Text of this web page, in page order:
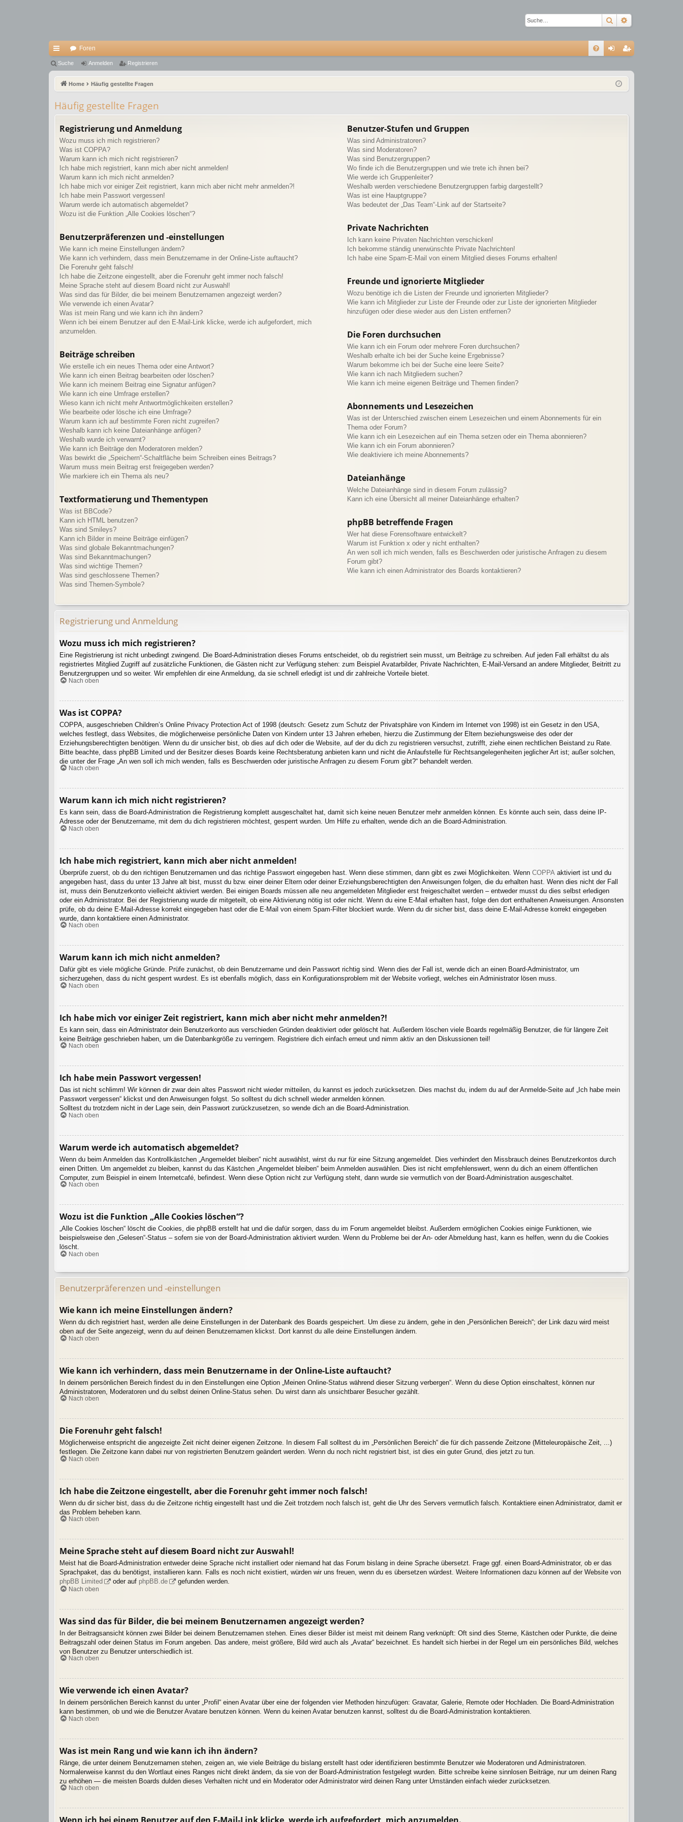
Suche
ch
ne
ug
Foren
Q m ist
Suche Anmelden Registrieren
Home Häufig gestellte Fragen
Häufig gestellte Fragen
Registrierung und Anmeldung
Wozu muss ich mich registrieren?
Was ist COPPA?
Warum kann ich mich nicht registrieren?
Ich habe mich registriert, kann mich aber nicht anmelden!
Warum kann ich mich nicht anmelden?
Ich habe mich vor einiger Zeit registriert, kann mich aber nicht mehr anmelden?!
Ich habe mein Passwort vergessen!
Warum werde ich automatisch abgemeldet?
Wozu ist die Funktion „Alle Cookies löschen“?
Benutzerpräferenzen und -einstellungen
Wie kann ich meine Einstellungen ändern?
Wie kann ich verhindern, dass mein Benutzername in der Online-Liste auftaucht?
Die Forenuhr geht falsch!
Ich habe die Zeitzone eingestellt, aber die Forenuhr geht immer noch falsch!
Meine Sprache steht auf diesem Board nicht zur Auswahl!
Was sind das für Bilder, die bei meinem Benutzernamen angezeigt werden?
Wie verwende ich einen Avatar?
Was ist mein Rang und wie kann ich ihn ändern?
Wenn ich bei einem Benutzer auf den E-Mail-Link klicke, werde ich aufgefordert, mich
anzumelden.
Beiträge schreiben
Wie erstelle ich ein neues Thema oder eine Antwort?
Wie kann ich einen Beitrag bearbeiten oder löschen?
Wie kann ich meinem Beitrag eine Signatur anfügen?
Wie kann ich eine Umfrage erstellen?
Wieso kann ich nicht mehr Antwortmöglichkeiten erstellen?
Wie bearbeite oder lösche ich eine Umfrage?
Warum kann ich auf bestimmte Foren nicht zugreifen?
Weshalb kann ich keine Dateianhänge anfügen?
Weshalb wurde ich verwarnt?
Wie kann ich Beiträge den Moderatoren melden?
Was bewirkt die „Speichern“-Schaltfläche beim Schreiben eines Beitrags?
Warum muss mein Beitrag erst freigegeben werden?
Wie markiere ich ein Thema als neu?
Textformatierung und Thementypen
Was ist BBCode?
Kann ich HTML benutzen?
Was sind Smileys?
Kann ich Bilder in meine Beiträge einfügen?
Was sind globale Bekanntmachungen?
Was sind Bekanntmachungen?
Was sind wichtige Themen?
Was sind geschlossene Themen?
Was sind Themen-Symbole?
Benutzer-Stufen und Gruppen
Was sind Administratoren?
Was sind Moderatoren?
Was sind Benutzergruppen?
Wo finde ich die Benutzergruppen und wie trete ich ihnen bei?
Wie werde ich Gruppenleiter?
Weshalb werden verschiedene Benutzergruppen farbig dargestellt?
Was ist eine Hauptgruppe?
Was bedeutet der „Das Team“-Link auf der Startseite?
Private Nachrichten
Ich kann keine Privaten Nachrichten verschicken!
Ich bekomme ständig unerwünschte Private Nachrichten!
Ich habe eine Spam-E-Mail von einem Mitglied dieses Forums erhalten!
Freunde und ignorierte Mitglieder
Wozu benötige ich die Listen der Freunde und ignorierten Mitglieder?
Wie kann ich Mitglieder zur Liste der Freunde oder zur Liste der ignorierten Mitglieder
hinzufügen oder diese wieder aus den Listen entfernen?
Die Foren durchsuchen
Wie kann ich ein Forum oder mehrere Foren durchsuchen?
Weshalb erhalte ich bei der Suche keine Ergebnisse?
Warum bekomme ich bei der Suche eine leere Seite?
Wie kann ich nach Mitgliedern suchen?
Wie kann ich meine eigenen Beiträge und Themen finden?
Abonnements und Lesezeichen
Was ist der Unterschied zwischen einem Lesezeichen und einem Abonnements für ein
Thema oder Forum?
Wie kann ich ein Lesezeichen auf ein Thema setzen oder ein Thema abonnieren?
Wie kann ich ein Forum abonnieren?
Wie deaktiviere ich meine Abonnements?
Dateianhänge
Welche Dateianhänge sind in diesem Forum zulässig?
Kann ich eine Übersicht all meiner Dateianhänge erhalten?
phpBB betreffende Fragen
Wer hat diese Forensoftware entwickelt?
Warum ist Funktion x oder y nicht enthalten?
An wen soll ich mich wenden, falls es Beschwerden oder juristische Anfragen zu diesem
Forum gibt?
Wie kann ich einen Administrator des Boards kontaktieren?
Registrierung und Anmeldung
Wozu muss ich mich registrieren?
Eine Registrierung ist nicht unbedingt zwingend. Die Board-Administration dieses Forums entscheidet, ob du registriert sein musst, um Beiträge zu schreiben. Auf jeden Fall erhältst du als
registriertes Mitglied Zugriff auf zusätzliche Funktionen, die Gästen nicht zur Verfügung stehen: zum Beispiel Avatarbilder, Private Nachrichten, E-Mail-Versand an andere Mitglieder, Beitritt zu
Benutzergruppen und so weiter. Wir empfehlen dir eine Anmeldung, da sie schnell erledigt ist und dir zahlreiche Vorteile bietet.
Nach oben
Was ist COPPA?
COPPA, ausgeschrieben Children’s Online Privacy Protection Act of 1998 (deutsch: Gesetz zum Schutz der Privatsphäre von Kindern im Internet von 1998) ist ein Gesetz in den USA,
welches festlegt, dass Websites, die möglicherweise persönliche Daten von Kindern unter 13 Jahren erheben, hierzu die Zustimmung der Eltern beziehungsweise des oder der
Erziehungsberechtigten benötigen. Wenn du dir unsicher bist, ob dies auf dich oder die Website, auf der du dich zu registrieren versuchst, zutrifft, ziehe einen rechtlichen Beistand zu Rate.
Bitte beachte, dass phpBB Limited und der Besitzer dieses Boards keine Rechtsberatung anbieten kann und nicht die Anlaufstelle für Rechtsangelegenheiten jeglicher Art ist; außer solchen,
die unter der Frage „An wen soll ich mich wenden, falls es Beschwerden oder juristische Anfragen zu diesem Forum gibt?“ behandelt werden.
Nach oben
Warum kann ich mich nicht registrieren?
Es kann sein, dass die Board-Administration die Registrierung komplett ausgeschaltet hat, damit sich keine neuen Benutzer mehr anmelden können. Es könnte auch sein, dass deine IP-
Adresse oder der Benutzername, mit dem du dich registrieren möchtest, gesperrt wurden. Um Hilfe zu erhalten, wende dich an die Board-Administration.
Nach oben
Ich habe mich registriert, kann mich aber nicht anmelden!
Überprüfe zuerst, ob du den richtigen Benutzernamen und das richtige Passwort eingegeben hast. Wenn diese stimmen, dann gibt es zwei Möglichkeiten. Wenn COPPA aktiviert ist und du
angegeben hast, dass du unter 13 Jahre alt bist, musst du bzw. einer deiner Eltern oder deiner Erziehungsberechtigten den Anweisungen folgen, die du erhalten hast. Wenn dies nicht der Fall
ist, muss dein Benutzerkonto vielleicht aktiviert werden. Bei einigen Boards müssen alle neu angemeldeten Mitglieder erst freigeschaltet werden – entweder musst du dies selbst erledigen
oder ein Administrator. Bei der Registrierung wurde dir mitgeteilt, ob eine Aktivierung nötig ist oder nicht. Wenn du eine E-Mail erhalten hast, folge den dort enthaltenen Anweisungen. Ansonsten
prüfe, ob du deine E-Mail-Adresse korrekt eingegeben hast oder die E-Mail von einem Spam-Filter blockiert wurde. Wenn du dir sicher bist, dass deine E-Mail-Adresse korrekt eingegeben
wurde, dann kontaktiere einen Administrator.
Nach oben
Warum kann ich mich nicht anmelden?
Dafür gibt es viele mögliche Gründe. Prüfe zunächst, ob dein Benutzername und dein Passwort richtig sind. Wenn dies der Fall ist, wende dich an einen Board-Administrator, um
sicherzugehen, dass du nicht gesperrt wurdest. Es ist ebenfalls möglich, dass ein Konfigurationsproblem mit der Website vorliegt, welches ein Administrator lösen muss.
Nach oben
Ich habe mich vor einiger Zeit registriert, kann mich aber nicht mehr anmelden?!
Es kann sein, dass ein Administrator dein Benutzerkonto aus verschieden Gründen deaktiviert oder gelöscht hat. Außerdem löschen viele Boards regelmäßig Benutzer, die für längere Zeit
keine Beiträge geschrieben haben, um die Datenbankgröße zu verringern. Registriere dich einfach erneut und nimm aktiv an den Diskussionen teil!
Nach oben
Ich habe mein Passwort vergessen!
Das ist nicht schlimm! Wir können dir zwar dein altes Passwort nicht wieder mitteilen, du kannst es jedoch zurücksetzen. Dies machst du, indem du auf der Anmelde-Seite auf „Ich habe mein
Passwort vergessen“ klickst und den Anweisungen folgst. So solltest du dich schnell wieder anmelden können.
Solltest du trotzdem nicht in der Lage sein, dein Passwort zurückzusetzen, so wende dich an die Board-Administration.
Nach oben
Warum werde ich automatisch abgemeldet?
Wenn du beim Anmelden das Kontrollkästchen „Angemeldet bleiben“ nicht auswählst, wirst du nur für eine Sitzung angemeldet. Dies verhindert den Missbrauch deines Benutzerkontos durch
einen Dritten. Um angemeldet zu bleiben, kannst du das Kästchen „Angemeldet bleiben“ beim Anmelden auswählen. Dies ist nicht empfehlenswert, wenn du dich an einem öffentlichen
Computer, zum Beispiel in einem Internetcafé, befindest. Wenn diese Option nicht zur Verfügung steht, dann wurde sie vermutlich von der Board-Administration ausgeschaltet.
Nach oben
Wozu ist die Funktion „Alle Cookies löschen“?
„Alle Cookies löschen“ löscht die Cookies, die phpBB erstellt hat und die dafür sorgen, dass du im Forum angemeldet bleibst. Außerdem ermöglichen Cookies einige Funktionen, wie
beispielsweise den „Gelesen“-Status – sofern sie von der Board-Administration aktiviert wurden. Wenn du Probleme bei der An- oder Abmeldung hast, kann es helfen, wenn du die Cookies
löscht.
Nach oben
Benutzerpräferenzen und -einstellungen
Wie kann ich meine Einstellungen ändern?
Wenn du dich registriert hast, werden alle deine Einstellungen in der Datenbank des Boards gespeichert. Um diese zu ändern, gehe in den „Persönlichen Bereich“; der Link dazu wird meist
oben auf der Seite angezeigt, wenn du auf deinen Benutzernamen klickst. Dort kannst du alle deine Einstellungen ändern.
Nach oben
Wie kann ich verhindern, dass mein Benutzername in der Online-Liste auftaucht?
In deinem persönlichen Bereich findest du in den Einstellungen eine Option „Meinen Online-Status während dieser Sitzung verbergen“. Wenn du diese Option einschaltest, können nur
Administratoren, Moderatoren und du selbst deinen Online-Status sehen. Du wirst dann als unsichtbarer Besucher gezählt.
Nach oben
Die Forenuhr geht falsch!
Möglicherweise entspricht die angezeigte Zeit nicht deiner eigenen Zeitzone. In diesem Fall solltest du im „Persönlichen Bereich“ die für dich passende Zeitzone (Mitteleuropäische Zeit, ...)
festlegen. Die Zeitzone kann dabei nur von registrierten Benutzern geändert werden. Wenn du noch nicht registriert bist, ist dies ein guter Grund, dies jetzt zu tun.
Nach oben
Ich habe die Zeitzone eingestellt, aber die Forenuhr geht immer noch falsch!
Wenn du dir sicher bist, dass du die Zeitzone richtig eingestellt hast und die Zeit trotzdem noch falsch ist, geht die Uhr des Servers vermutlich falsch. Kontaktiere einen Administrator, damit er
das Problem beheben kann.
Nach oben
Meine Sprache steht auf diesem Board nicht zur Auswahl!
Meist hat die Board-Administration entweder deine Sprache nicht installiert oder niemand hat das Forum bislang in deine Sprache übersetzt. Frage ggf. einen Board-Administrator, ob er das
Sprachpaket, das du benötigst, installieren kann. Falls es noch nicht existiert, würden wir uns freuen, wenn du es übersetzen würdest. Weitere Informationen dazu können auf der Website von
phpBB Limited
oder auf phpBB.de gefunden werden.
Nach oben
Was sind das für Bilder, die bei meinem Benutzernamen angezeigt werden?
In der Beitragsansicht können zwei Bilder bei deinem Benutzernamen stehen. Eines dieser Bilder ist meist mit deinem Rang verknüpft: Oft sind dies Sterne, Kästchen oder Punkte, die deine
Beitragszahl oder deinen Status im Forum angeben. Das andere, meist größere, Bild wird auch als „Avatar“ bezeichnet. Es handelt sich hierbei in der Regel um ein persönliches Bild, welches
von Benutzer zu Benutzer unterschiedlich ist.
Nach oben
Wie verwende ich einen Avatar?
In deinem persönlichen Bereich kannst du unter „Profil“ einen Avatar über eine der folgenden vier Methoden hinzufügen: Gravatar, Galerie, Remote oder Hochladen. Die Board-Administration
kann bestimmen, ob und wie die Benutzer Avatare benutzen können. Wenn du keinen Avatar benutzen kannst, solltest du die Board-Administration kontaktieren.
Nach oben
Was ist mein Rang und wie kann ich ihn ändern?
Ränge, die unter deinem Benutzernamen stehen, zeigen an, wie viele Beiträge du bislang erstellt hast oder identifizieren bestimmte Benutzer wie Moderatoren und Administratoren.
Normalerweise kannst du den Wortlaut eines Ranges nicht direkt ändern, da sie von der Board-Administration festgelegt wurden. Bitte schreibe keine sinnlosen Beiträge, nur um deinen Rang
zu erhöhen — die meisten Boards dulden dieses Verhalten nicht und ein Moderator oder Administrator wird deinen Rang unter Umständen einfach wieder zurücksetzen.
Nach oben